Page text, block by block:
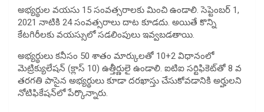
అభ్యర్థుల వయసు 15 సంవత్సరాలకు మించి ఉండాలి. సెప్టెంబర్ 1,
2021 నాటికి 24 సంవత్సరాలు దాట కూడదు. అయితే కొన్ని
కేటగిరీలకు వయస్సులో సడలింపులు ఇవ్వబడతాయి.
అభ్యర్థులు కనీసం 50 శాతం మార్కులతో 10+2 విధానంలో
మెట్రిక్యులేషన్ (క్లాస్ 10) ఉత్తీర్ణులై ఉండాలి. ఐటిఐ సర్టిఫికెట్‌తో 8 వ
తరగతి పాసైన అభ్యర్థులు కూడా దరఖాస్తు చేసుకోవడానికి అర్హులని
నోటిఫికేషన్‌లో పేర్కొన్నారు.